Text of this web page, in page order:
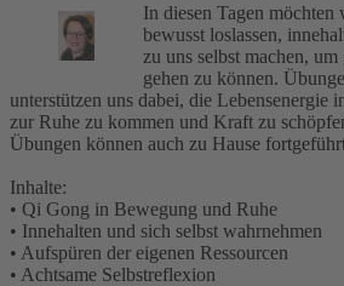
In diesen Tagen möchten
bewusst loslassen,
zu uns selbst machen,
gehen zu können.
unterstützen uns dabei, die Lebensenergie
zur Ruhe zu kommen und Kraft zu
Übungen können auch zu Hause
Inhalte:
• Qi Gong in Bewegung und Ruhe
• Innehalten und sich selbst wahrnehmen
• Aufspüren der eigenen Ressourcen
• Achtsame Selbstreflexion